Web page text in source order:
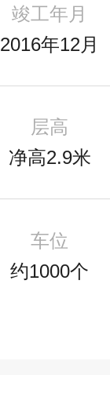
竣工年月
2016年12月
层高
净高2.9米
车位
约1000个